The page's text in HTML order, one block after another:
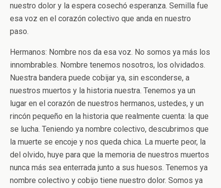
nuestro dolor y la espera cosechó esperanza. Semilla fue
esa voz en el corazón colectivo que anda en nuestro
paso.
Hermanos: Nombre nos da esa voz. No somos ya más los
innombrables. Nombre tenemos nosotros, los olvidados.
Nuestra bandera puede cobijar ya, sin esconderse, a
nuestros muertos y la historia nuestra. Tenemos ya un
lugar en el corazón de nuestros hermanos, ustedes, y un
rincón pequeño en la historia que realmente cuenta: la que
se lucha. Teniendo ya nombre colectivo, descubrimos que
la muerte se encoje y nos queda chica. La muerte peor, la
del olvido, huye para que la memoria de nuestros muertos
nunca más sea enterrada junto a sus huesos. Tenemos ya
nombre colectivo y cobijo tiene nuestro dolor. Somos ya